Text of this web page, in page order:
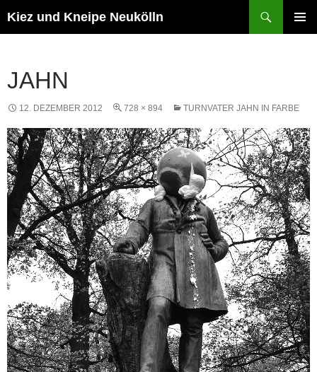
Inhalt
Kiez und Kneipe Neukölln
JAHN
12. DEZEMBER 2012 728 × 894 TURNVATER JAHN IN FARBE